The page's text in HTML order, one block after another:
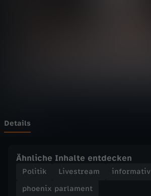
m
n
Details
Ähnliche Inhalte entdecken
Politik Livestream
informativ
phoenix parlament